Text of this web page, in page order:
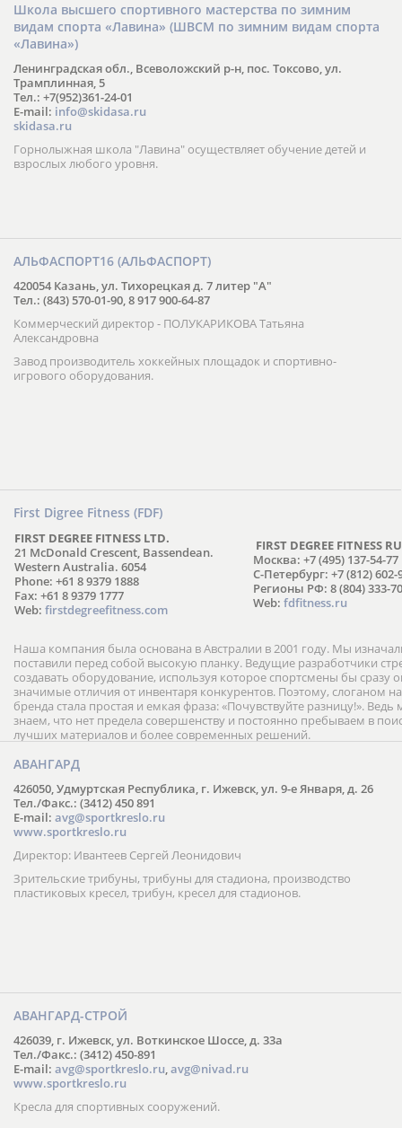
Школа высшего спортивного мастерства по зимним
видам спорта «Лавина» (ШВСМ по зимним видам спорта
«Лавина»)
Ленинградская обл., Всеволожский р-н, пос. Токсово, ул.
Трамплинная, 5
Тел.: +7(952)361-24-01
E-mail: info@skidasa.ru
skidasa.ru
Горнолыжная школа "Лавина" осуществляет обучение детей и
взрослых любого уровня.
АЛЬФАСПОРТ16 (АЛЬФАСПОРТ)
420054 Казань, ул. Тихорецкая д. 7 литер "А"
Тел.: (843) 570-01-90, 8 917 900-64-87
Коммерческий директор - ПОЛУКАРИКОВА Татьяна
Александровна
Завод производитель хоккейных площадок и спортивно-
игрового оборудования.
First Digree Fitness (FDF)
FIRST DEGREE FITNESS LTD.
21 McDonald Crescent, Bassendean.
Western Australia. 6054
Phone: +61 8 9379 1888
Fax: +61 8 9379 1777
Web: firstdegreefitness.com
FIRST DEGREE FITNESS
Москва: +7 (495) 137-54-77
С-Петербург: +7 (812) 602-
Регионы РФ: 8 (804) 333-
Web: fdfitness.ru
Наша компания была основана в Австралии в 2001 году. Мы
поставили перед собой высокую планку. Ведущие разработчики
создавать оборудование, используя которое спортсмены бы сразу
значимые отличия от инвентаря конкурентов. Поэтому, слоганом
бренда стала простая и емкая фраза: «Почувствуйте разницу!».
знаем, что нет предела совершенству и постоянно пребываем в
лучших материалов и более современных решений.
АВАНГАРД
426050, Удмуртская Республика, г. Ижевск, ул. 9-е Января, д. 26
Тел./Факс.: (3412) 450 891
E-mail: avg@sportkreslo.ru
www.sportkreslo.ru
Директор: Ивантеев Сергей Леонидович
Зрительские трибуны, трибуны для стадиона, производство
пластиковых кресел, трибун, кресел для стадионов.
АВАНГАРД-СТРОЙ
426039, г. Ижевск, ул. Воткинское Шоссе, д. 33а
Тел./Факс.: (3412) 450-891
E-mail: avg@sportkreslo.ru,avg@nivad.ru
www.sportkreslo.ru
Кресла для спортивных сооружений.